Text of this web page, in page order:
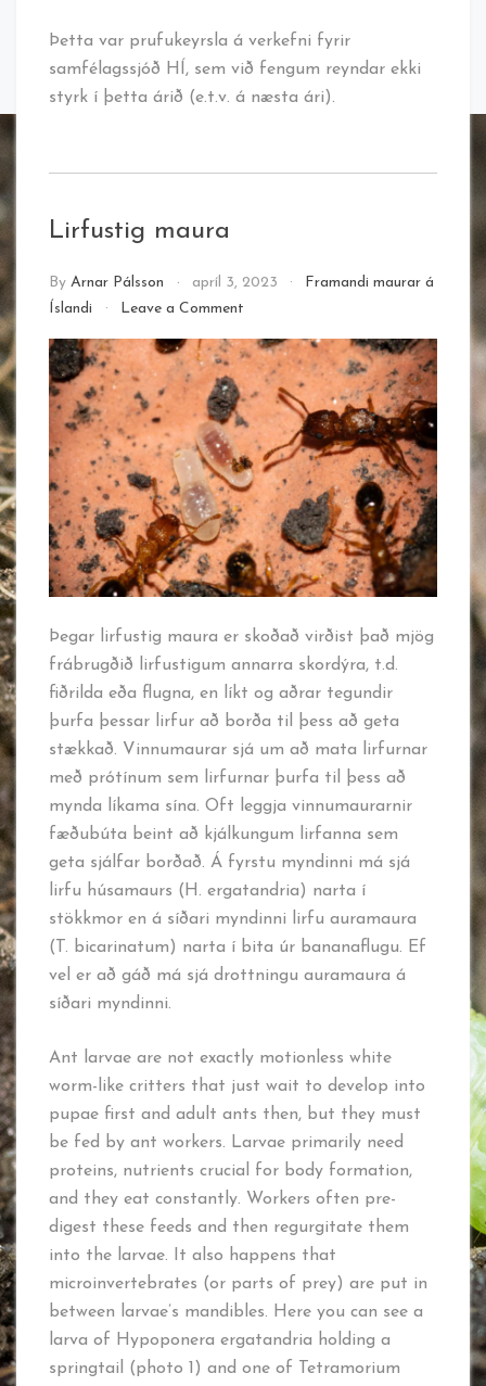
Þetta var prufukeyrsla á verkefni fyrir
samfélagssjóð HÍ, sem við fengum reyndar ekki
styrk í þetta árið (e.t.v. á næsta ári).
Lirfustig maura
By Arnar Pálsson apríl 3, 2023
Framandi maurar á
Íslandi
Leave a Commenton
maura
Þegar lirfustig maura er skoðað virðist það mjög
frábrugðið lirfustigum annarra skordýra, t.d.
fiðrilda eða flugna, en líkt og aðrar tegundir
þurfa þessar lirfur að borða til þess að geta
stækkað. Vinnumaurar sjá um að mata lirfurnar
með prótínum sem lirfurnar þurfa til þess að
mynda líkama sína. Oft leggja vinnumaurarnir
fæðubúta beint að kjálkungum lirfanna sem
geta sjálfar borðað. Á fyrstu myndinni má sjá
lirfu húsamaurs (H. ergatandria) narta í
stökkmor en á síðari myndinni lirfu auramaura
(T. bicarinatum) narta í bita úr bananaflugu. Ef
vel er að gáð má sjá drottningu auramaura á
síðari myndinni.
Ant larvae are not exactly motionless white
worm-like critters that just wait to develop into
pupae first and adult ants then, but they must
be fed by ant workers. Larvae primarily need
proteins, nutrients crucial for body formation,
and they eat constantly. Workers often pre-
digest these feeds and then regurgitate them
into the larvae. It also happens that
microinvertebrates (or parts of prey) are put in
between larvae’s mandibles. Here you can see a
larva of Hypoponera ergatandria holding a
springtail (photo 1) and one of Tetramorium